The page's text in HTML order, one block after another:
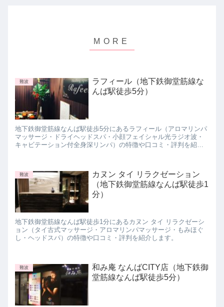
難波
ラフィール（地下鉄御堂筋線な
んば駅徒歩5分）
地下鉄御堂筋線なんば駅徒歩5分にあるラフィール（アロマリンパ
マッサージ・ドライヘッドスパ・小顔フェイシャル光ラジオ波・
キャビテーション付全身深リンパ）の特徴や口コミ・評判を紹介
難波
カヌン タイ リラクゼーション
（地下鉄御堂筋線なんば駅徒歩1
分）
地下鉄御堂筋線なんば駅徒歩1分にあるカヌン タイ リラクゼーシ
ョン（タイ古式マッサージ・アロマリンパマッサージ・もみほぐ
し・ヘッドスパ）の特徴や口コミ・評判を紹介します。
難波
和み庵 なんばCITY店（地下鉄御
堂筋線なんば駅徒歩5分）